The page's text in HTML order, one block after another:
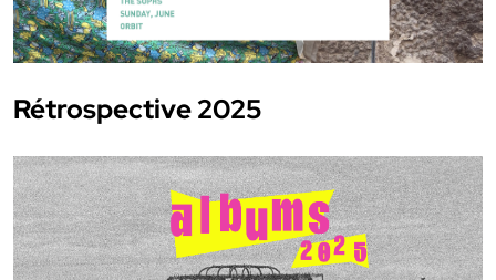
Rétrospective 2025